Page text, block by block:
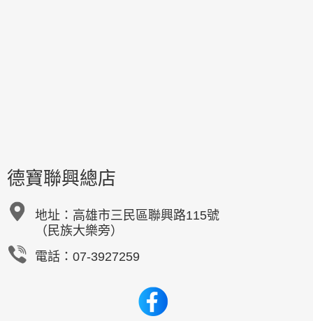
德寶聯興總店
地址： 高雄市三民區聯興路115號
（民族大樂旁）
電話：07-3927259